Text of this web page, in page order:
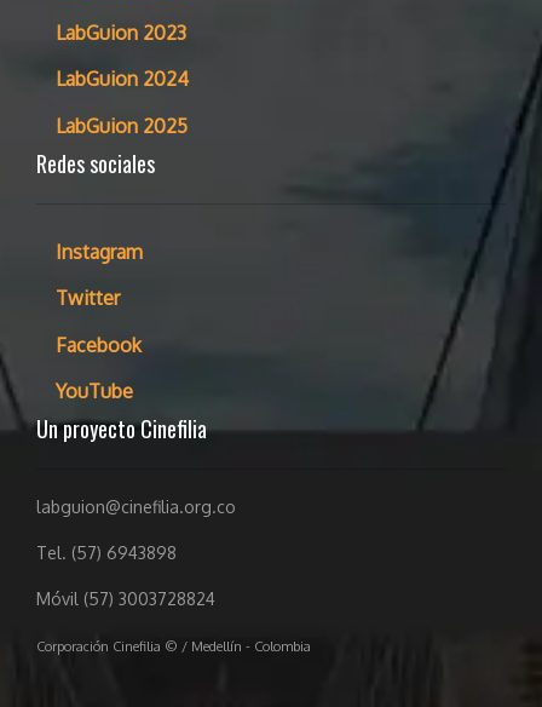
LabGuion 2023
LabGuion 2024
LabGuion 2025
Redes sociales
Instagram
Twitter
Facebook
YouTube
Un proyecto Cinefilia
labguion@cinefilia.org.co
Tel. (57) 6943898
Móvil (57) 3003728824
Corporación Cinefilia © / Medellín - Colombia